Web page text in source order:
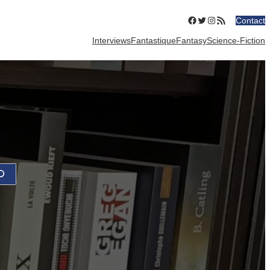
Facebook
Twitter
Instagram
Flux RSSContact
InterviewsFantastiqueFantasyScience-Fiction